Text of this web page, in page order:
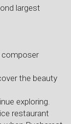
largest
composer
the beauty
exploring.
restaurant